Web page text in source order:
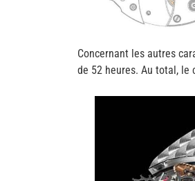
Concernant les autres
de 52 heures. Au total, le